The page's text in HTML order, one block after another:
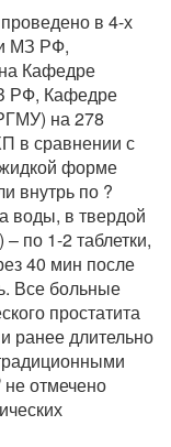
проведено в 4-х
МЗ РФ,
Кафедре
РФ, Кафедре
на 278
в сравнении с
форме
внутрь по ?
воды, в твердой
по 1-2 таблетки,
40 мин после
Все больные
простатита
ранее длительно
не отмечено